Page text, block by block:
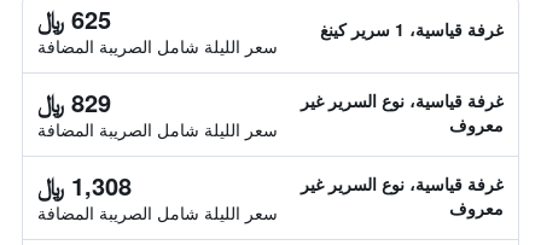
غرفة قياسية، 1 سرير كينغ 625 ﷼
سعر الليلة شامل الصريبة المضافة
غرفة قياسية، نوع السرير غير
معروف
829 ﷼
سعر الليلة شامل الصريبة المضافة
غرفة قياسية، نوع السرير غير
معروف
1,308 ﷼
سعر الليلة شامل الصريبة المضافة